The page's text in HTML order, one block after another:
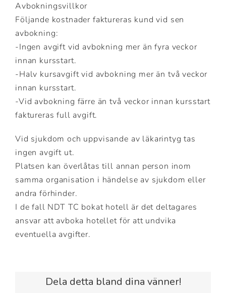
Avbokningsvillkor
Följande kostnader faktureras kund vid sen
avbokning:
-Ingen avgift vid avbokning mer än fyra veckor
innan kursstart.
-Halv kursavgift vid avbokning mer än två veckor
innan kursstart.
-Vid avbokning färre än två veckor innan kursstart
faktureras full avgift.
Vid sjukdom och uppvisande av läkarintyg tas
ingen avgift ut.
Platsen kan överlåtas till annan person inom
samma organisation i händelse av sjukdom eller
andra förhinder.
I de fall NDT TC bokat hotell är det deltagares
ansvar att avboka hotellet för att undvika
eventuella avgifter.
Dela detta bland dina vänner!